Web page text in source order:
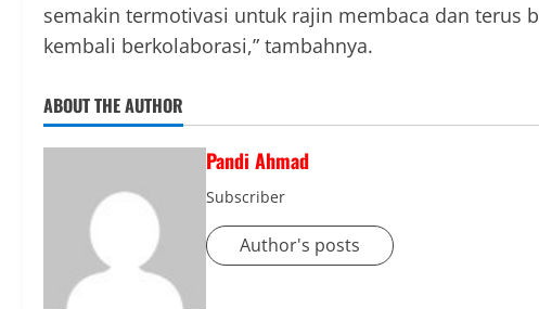
semakin termotivasi untuk rajin membaca dan terus
kembali berkolaborasi,” tambahnya.
ABOUT THE AUTHOR
Pandi Ahmad
Subscriber
Author's posts